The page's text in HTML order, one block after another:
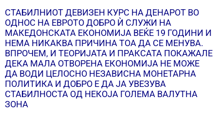
СТАБИЛНИОТ ДЕВИЗЕН КУРС НА ДЕНАРОТ ВО
ОДНОС НА ЕВРОТО ДОБРО Ѝ СЛУЖИ НА
МАКЕДОНСКАТА ЕКОНОМИЈА ВЕЌЕ 19 ГОДИНИ И
НЕМА НИКАКВА ПРИЧИНА ТОА ДА СЕ МЕНУВА.
ВПРОЧЕМ, И ТЕОРИЈАТА И ПРАКСАТА ПОКАЖАЛЕ
ДЕКА МАЛА ОТВОРЕНА ЕКОНОМИЈА НЕ МОЖЕ
ДА ВОДИ ЦЕЛОСНО НЕЗАВИСНА МОНЕТАРНА
ПОЛИТИКА И ДОБРО Е ДА ЈА УВЕЗУВА
СТАБИЛНОСТА ОД НЕКОЈА ГОЛЕМА ВАЛУТНА
ЗОНА